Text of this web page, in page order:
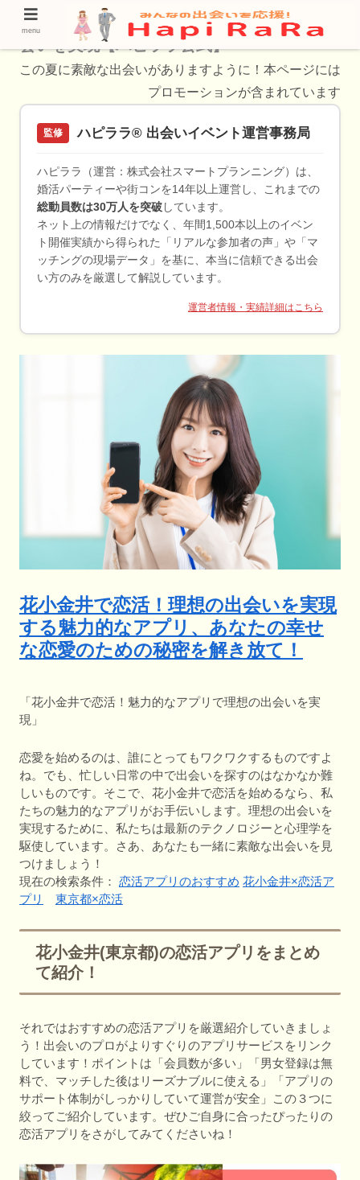
花小金井で恋活！魅力的なアプリで理想の出
会いを実現【ハピララ公式】
この夏に素敵な出会いがありますように！本ページには
プロモーションが含まれています
監修 ハピララ® 出会いイベント運営事務局
ハピララ（運営：株式会社スマートプランニング）は、
婚活パーティーや街コンを14年以上運営し、これまでの
総動員数は30万人を突破 しています。
ネット上の情報だけでなく、年間1,500本以上のイベン
ト開催実績から得られた「リアルな参加者の声」や「マ
ッチングの現場データ」を基に、本当に信頼できる出会
い方のみを厳選して解説しています。
運営者情報・実績詳細はこちら
花小金井で恋活！理想の出会いを実現
する魅力的なアプリ、あなたの幸せ
な恋愛のための秘密を解き放て！
「花小金井で恋活！魅力的なアプリで理想の出会いを実
現」
恋愛を始めるのは、誰にとってもワクワクするものですよ
ね。でも、忙しい日常の中で出会いを探すのはなかなか難
しいものです。そこで、花小金井で恋活を始めるなら、私
たちの魅力的なアプリがお手伝いします。理想の出会いを
実現するために、私たちは最新のテクノロジーと心理学を
駆使しています。さあ、あなたも一緒に素敵な出会いを見
つけましょう！
現在の検索条件： 恋活アプリのおすすめ 花小金井×恋活ア
プリ
東京都×恋活
花小金井(東京都)の恋活アプリをまとめ
て紹介！
それではおすすめの恋活アプリを厳選紹介していきましょ
う！出会いのプロがよりすぐりのアプリサービスをリンク
しています！ポイントは「会員数が多い」「男女登録は無
料で、マッチした後はリーズナブルに使える」「アプリの
サポート体制がしっかりしていて運営が安全」この３つに
絞ってご紹介しています。ぜひご自身に合ったぴったりの
恋活アプリをさがしてみてくださいね！
menu